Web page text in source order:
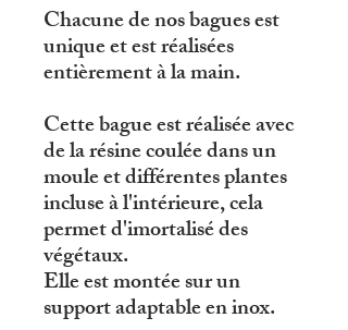
Chacune de nos bagues est
unique et est réalisées
entièrement à la main.
Cette bague est réalisée avec
de la résine coulée dans un
moule et différentes plantes
incluse à l'intérieure, cela
permet d'imortalisé des
végétaux.
Elle est montée sur un
support adaptable en inox.